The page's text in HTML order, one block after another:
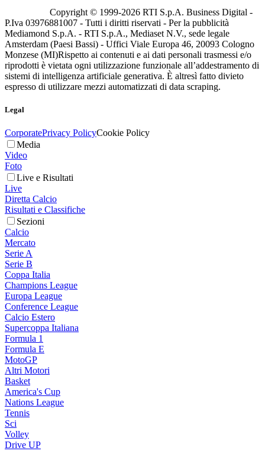
Copyright © 1999-2026 RTI S.p.A. Business Digital -
P.Iva 03976881007 - Tutti i diritti riservati - Per la pubblicità
Mediamond S.p.A. - RTI S.p.A., Mediaset N.V., sede legale
Amsterdam (Paesi Bassi) - Uffici Viale Europa 46, 20093 Cologno
Monzese (MI)Rispetto ai contenuti e ai dati personali trasmessi e/o
riprodotti è vietata ogni utilizzazione funzionale all’addestramento di
sistemi di intelligenza artificiale generativa. È altresì fatto divieto
espresso di utilizzare mezzi automatizzati di data scraping.
Legal
CorporatePrivacy PolicyCookie Policy
Media
Video
Foto
Live e Risultati
Live
Diretta Calcio
Risultati e Classifiche
Sezioni
Calcio
Mercato
Serie A
Serie B
Coppa Italia
Champions League
Europa League
Conference League
Calcio Estero
Supercoppa Italiana
Formula 1
Formula E
MotoGP
Altri Motori
Basket
America's Cup
Nations League
Tennis
Sci
Volley
Drive UP